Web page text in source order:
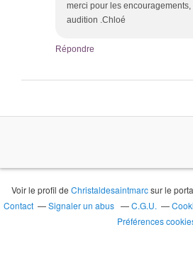
merci pour les
audition .Chloé
Répondre
Voir le profil deChristaldesaintmarcsur le
Contact
Signaler un abus C.G.U.
Préférences